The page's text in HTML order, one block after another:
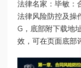
法律名家：毕敏：
法律风险防控及操
G，底部附下载地
效，可在页面底部